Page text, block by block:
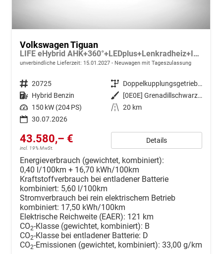
Volkswagen Tiguan
LIFE eHybrid AHK+360°+LEDplus+Lenkradheiz+IQ.Drive+ACC+AppConnect+eHeck
unverbindliche Lieferzeit: 15.01.2027 Neuwagen mit Tageszulassung
Fahrzeugnr. 20725 Getriebe
Doppelkupplungsgetriebe (DSG)
Kraftstoff Hybrid Benzin Außenfarbe
[0E0E] Grenadillschwarz Metallic
Leistung 150 kW (204 PS) Kilometerstand 20 km
30.07.2026
43.580,– €
incl. 19% MwSt.
Details
Energieverbrauch (gewichtet, kombiniert):
0,40 l/100km + 16,70 kWh/100km
Kraftstoffverbrauch bei entladener Batterie
kombiniert: 5,60 l/100km
Stromverbrauch bei rein elektrischem Betrieb
kombiniert: 17,50 kWh/100km
Elektrische Reichweite (EAER): 121 km
CO2-Klasse (gewichtet, kombiniert): B
CO2-Klasse bei entladener Batterie: D
CO2-Emissionen (gewichtet, kombiniert): 33,00 g/km